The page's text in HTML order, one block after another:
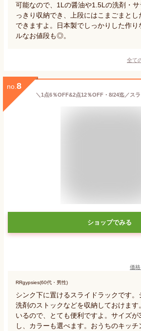
可能なので、1Lの醤油や1.5Lの洗剤・
っきり収納でき、上段にはこまごまと
できますよ。日本製でしっかりした作
ルなお値段も◎。
全て
no. 8
ショップでみる
価
RRgypsies(60代・男性)
シンク下に置けるスライドラックです
洗剤のストックなどを収納しておけます
いるので、とても便利ですよ。サイズが
し、カラーも選べます。おうちのキッ